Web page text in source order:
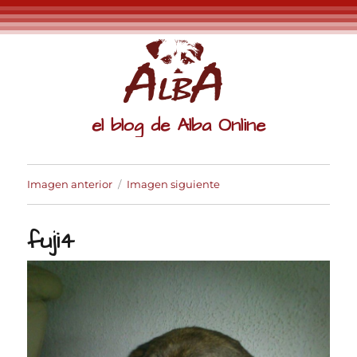
el blog de Alba Online
Imagen anterior Imagen siguiente
fuji4